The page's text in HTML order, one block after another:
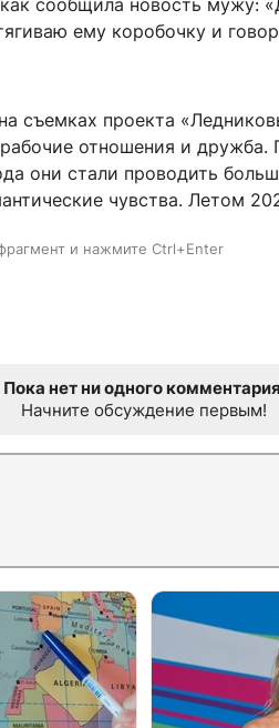
сообщила новость мужу:
ему коробочку и
съемках проекта
отношения и дружба.
они стали проводить
чувства. Летом
и нажмите Ctrl+Enter
Пока нет ни одного
Начните обсуждение первым!